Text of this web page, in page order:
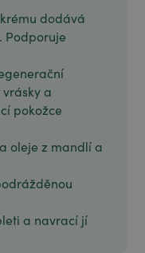
dodává
Podporuje
a
pokožce
oleje z mandlí a
a navrací jí